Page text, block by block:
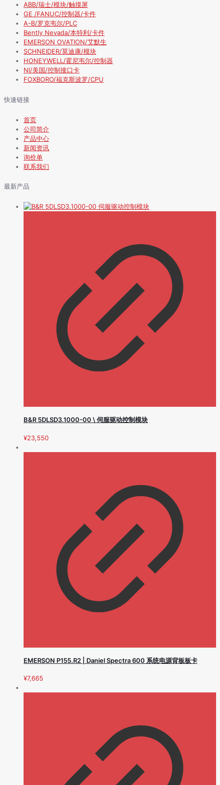
ABB/瑞士/模块/触摸屏
GE /FANUC/控制器/卡件
A-B/罗克韦尔/PLC
Bently Nevada/本特利/卡件
EMERSON OVATION/艾默生
SCHNEIDER/莫迪康/模块
HONEYWELL/霍尼韦尔/控制器
NI/美国/控制接口卡
FOXBORO/福克斯波罗/CPU
快速链接
首页
公司简介
产品中心
新闻资讯
询价单
联系我们
最新产品
B&R 5DLSD3.1000-00 \ 伺服驱动控制模块
¥23,550
EMERSON P155.R2 | Daniel Spectra 600 系统电源背板板卡
¥7,665